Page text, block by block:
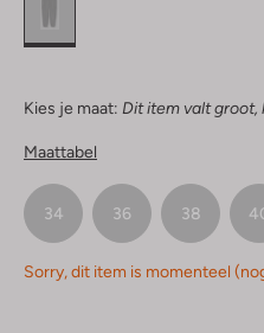
Kies je maat: Dit item valt groot,
Maattabel
34 36 38
Sorry, dit item is momenteel